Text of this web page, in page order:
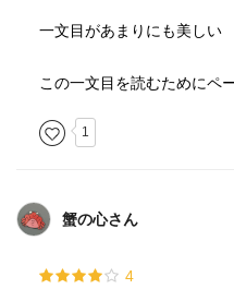
一文目があまりにも美しい
この一文目を読むためにペ
1
蟹の心さん
4